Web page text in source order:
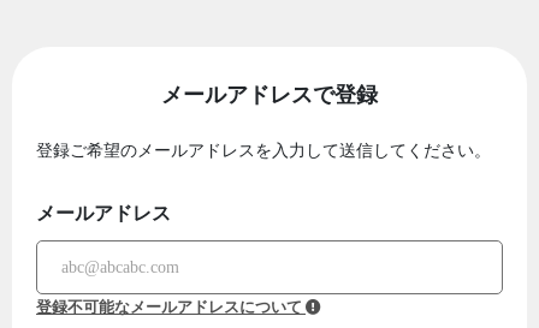
メールアドレスで登録
登録ご希望のメールアドレスを入力して送信してください。
メールアドレス
登録不可能なメールアドレスについて